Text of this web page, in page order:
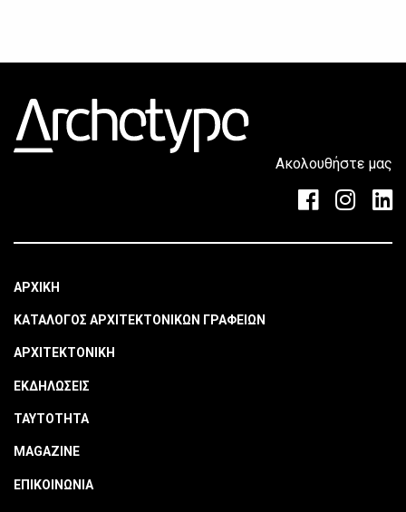
Ακολουθήστε μας
ΑΡΧΙΚΗ
ΚΑΤΑΛΟΓΟΣ ΑΡΧΙΤΕΚΤΟΝΙΚΩΝ ΓΡΑΦΕΙΩΝ
ΑΡΧΙΤΕΚΤΟΝΙΚΗ
ΕΚΔΗΛΩΣΕΙΣ
ΤΑΥΤΟΤΗΤΑ
MAGAZINE
ΕΠΙΚΟΙΝΩΝΙΑ